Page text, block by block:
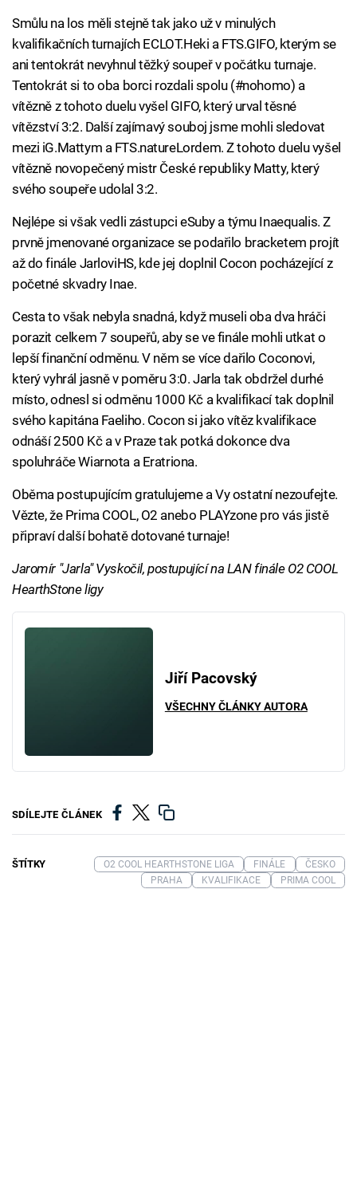
Smůlu na los měli stejně tak jako už v minulých
kvalifikačních turnajích ECLOT.Heki a FTS.GIFO, kterým se
ani tentokrát nevyhnul těžký soupeř v počátku turnaje.
Tentokrát si to oba borci rozdali spolu (#nohomo) a
vítězně z tohoto duelu vyšel GIFO, který urval těsné
vítězství 3:2. Další zajímavý souboj jsme mohli sledovat
mezi iG.Mattym a FTS.natureLordem. Z tohoto duelu vyšel
vítězně novopečený mistr České republiky Matty, který
svého soupeře udolal 3:2.
Nejlépe si však vedli zástupci eSuby a týmu Inaequalis. Z
prvně jmenované organizace se podařilo bracketem projít
až do finále JarloviHS, kde jej doplnil Cocon pocházející z
početné skvadry Inae.
Cesta to však nebyla snadná, když museli oba dva hráči
porazit celkem 7 soupeřů, aby se ve finále mohli utkat o
lepší finanční odměnu. V něm se více dařilo Coconovi,
který vyhrál jasně v poměru 3:0. Jarla tak obdržel durhé
místo, odnesl si odměnu 1000 Kč a kvalifikací tak doplnil
svého kapitána Faeliho. Cocon si jako vítěz kvalifikace
odnáší 2500 Kč a v Praze tak potká dokonce dva
spoluhráče Wiarnota a Eratriona.
Oběma postupujícím gratulujeme a Vy ostatní nezoufejte.
Vězte, že Prima COOL, O2 anebo PLAYzone pro vás jistě
připraví další bohatě dotované turnaje!
Jaromír "Jarla" Vyskočil, postupující na LAN finále O2 COOL
HearthStone ligy
Jiří Pacovský
VŠECHNY ČLÁNKY AUTORA
SDÍLEJTE ČLÁNEK
ŠTÍTKY O2 COOL HEARTHSTONE LIGA FINÁLE
ČESKO
PRAHA
KVALIFIKACE PRIMA COOL